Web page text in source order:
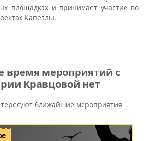
площадках и принимает участие во
Капеллы.
время мероприятий с
Кравцовой нет
ближайшие мероприятия